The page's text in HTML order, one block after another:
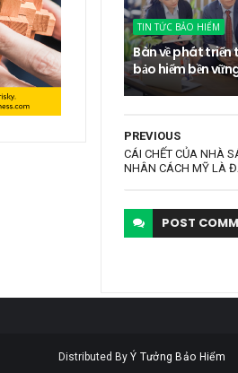
TIN TỨC BẢO HIỂM
Bàn về phát triển
bảo hiểm bền
PREVIOUS
CÁI CHẾT CỦA NHÀ
NHÂN CÁCH MỸ LÀ
POST
Distributed By Ý Tưởng Bảo Hiểm